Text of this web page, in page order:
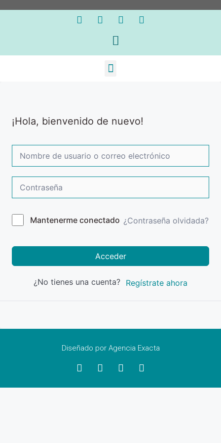
¡Hola, bienvenido de nuevo!
Mantenerme conectado ¿Contraseña olvidada?
Acceder
¿No tienes una cuenta? Regístrate ahora
Diseñado por Agencia Exacta